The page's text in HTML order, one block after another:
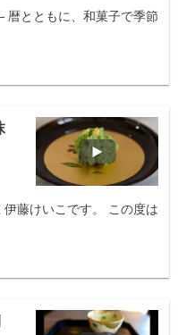
とともに、和菓子で季節
藤けいこです。 この度は